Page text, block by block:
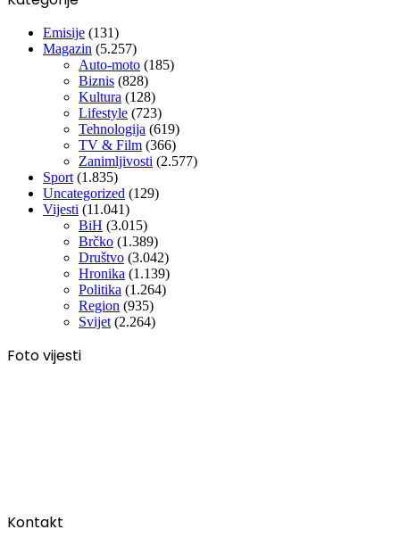
Emisije (131)
Magazin (5.257)
Auto-moto (185)
Biznis (828)
Kultura (128)
Lifestyle (723)
Tehnologija (619)
TV & Film (366)
Zanimljivosti (2.577)
Sport (1.835)
Uncategorized (129)
Vijesti (11.041)
BiH (3.015)
Brčko (1.389)
Društvo (3.042)
Hronika (1.139)
Politika (1.264)
Region (935)
Svijet (2.264)
Foto vijesti
Kontakt